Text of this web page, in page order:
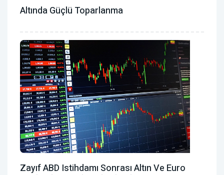
Altında Güçlü Toparlanma
Zayıf ABD Istihdamı Sonrası Altın Ve Euro